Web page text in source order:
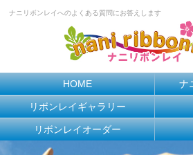
ナニリボンレイへのよくある質問にお答えします
HOME ナ
リボンレイギャラリー
リボンレイオーダー